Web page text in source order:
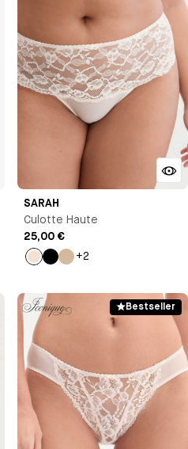
SARAH
Culotte Haute
25,00 €
+2
Bestseller